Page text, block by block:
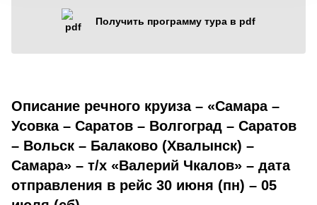
Получить программу тура в pdf
Описание речного круиза – «Самара –
Усовка – Саратов – Волгоград – Саратов
– Вольск – Балаково (Хвалынск) –
Самара» – т/х «Валерий Чкалов» – дата
отправления в рейс 30 июня (пн) – 05